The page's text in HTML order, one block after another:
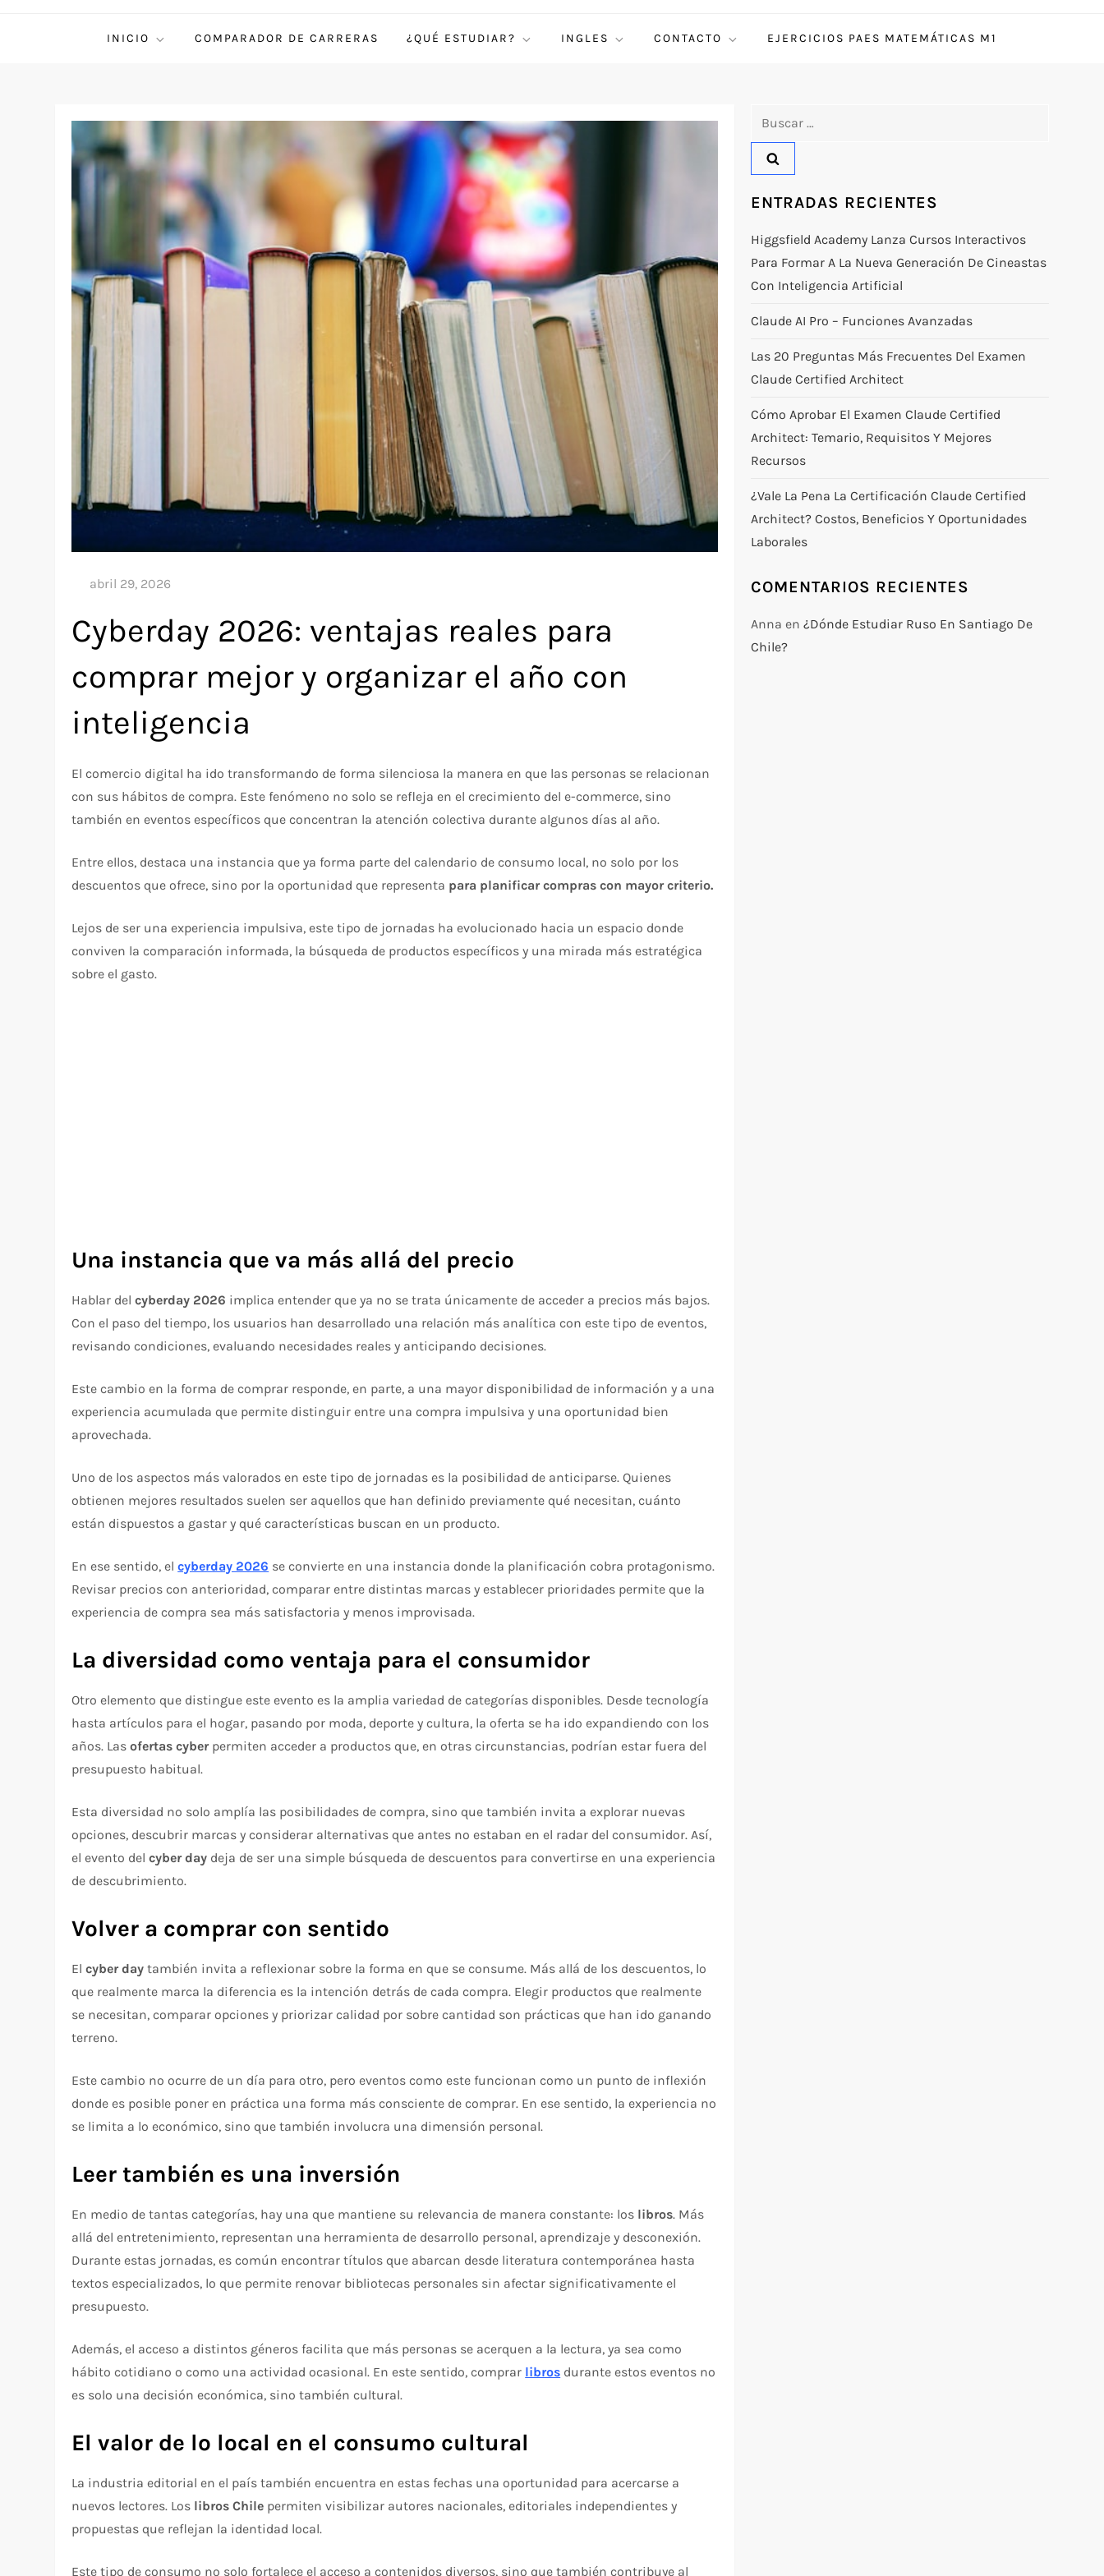
INICIO COMPARADOR DE CARRERAS ¿QUÉ ESTUDIAR? INGLES CONTACTO EJERCICIOS PAES MATEMÁTICAS M1
Cyberday 2026: ventajas reales para
comprar mejor y organizar el año con
inteligencia
El comercio digital ha ido transformando de forma silenciosa la manera en que las personas se relacionan
con sus hábitos de compra. Este fenómeno no solo se refleja en el crecimiento del e-commerce, sino
también en eventos específicos que concentran la atención colectiva durante algunos días al año.
Entre ellos, destaca una instancia que ya forma parte del calendario de consumo local, no solo por los
descuentos que ofrece, sino por la oportunidad que representa para planificar compras con mayor criterio.
Lejos de ser una experiencia impulsiva, este tipo de jornadas ha evolucionado hacia un espacio donde
conviven la comparación informada, la búsqueda de productos específicos y una mirada más estratégica
sobre el gasto.
Una instancia que va más allá del precio
Hablar delcyberday 2026 implica entender que ya no se trata únicamente de acceder a precios más bajos.
Con el paso del tiempo, los usuarios han desarrollado una relación más analítica con este tipo de eventos,
revisando condiciones, evaluando necesidades reales y anticipando decisiones.
Este cambio en la forma de comprar responde, en parte, a una mayor disponibilidad de información y a una
experiencia acumulada que permite distinguir entre una compra impulsiva y una oportunidad bien
aprovechada.
Uno de los aspectos más valorados en este tipo de jornadas es la posibilidad de anticiparse. Quienes
obtienen mejores resultados suelen ser aquellos que han definido previamente qué necesitan, cuánto
están dispuestos a gastar y qué características buscan en un producto.
En ese sentido, elcyberday 2026 se convierte en una instancia donde la planificación cobra protagonismo.
Revisar precios con anterioridad, comparar entre distintas marcas y establecer prioridades permite que la
experiencia de compra sea más satisfactoria y menos improvisada.
La diversidad como ventaja para el consumidor
Otro elemento que distingue este evento es la amplia variedad de categorías disponibles. Desde tecnología
hasta artículos para el hogar, pasando por moda, deporte y cultura, la oferta se ha ido expandiendo con los
años. Lasofertas cyberpermiten acceder a productos que, en otras circunstancias, podrían estar fuera del
presupuesto habitual.
Esta diversidad no solo amplía las posibilidades de compra, sino que también invita a explorar nuevas
opciones, descubrir marcas y considerar alternativas que antes no estaban en el radar del consumidor. Así,
el evento delcyber day deja de ser una simple búsqueda de descuentos para convertirse en una experiencia
de descubrimiento.
Volver a comprar con sentido
Elcyber daytambién invita a reflexionar sobre la forma en que se consume. Más allá de los descuentos, lo
que realmente marca la diferencia es la intención detrás de cada compra. Elegir productos que realmente
se necesitan, comparar opciones y priorizar calidad por sobre cantidad son prácticas que han ido ganando
terreno.
Este cambio no ocurre de un día para otro, pero eventos como este funcionan como un punto de inflexión
donde es posible poner en práctica una forma más consciente de comprar. En ese sentido, la experiencia no
se limita a lo económico, sino que también involucra una dimensión personal.
Leer también es una inversión
En medio de tantas categorías, hay una que mantiene su relevancia de manera constante: los libros. Más
allá del entretenimiento, representan una herramienta de desarrollo personal, aprendizaje y desconexión.
Durante estas jornadas, es común encontrar títulos que abarcan desde literatura contemporánea hasta
textos especializados, lo que permite renovar bibliotecas personales sin afectar significativamente el
presupuesto.
Además, el acceso a distintos géneros facilita que más personas se acerquen a la lectura, ya sea como
hábito cotidiano o como una actividad ocasional. En este sentido, comprar libros durante estos eventos no
es solo una decisión económica, sino también cultural.
El valor de lo local en el consumo cultural
La industria editorial en el país también encuentra en estas fechas una oportunidad para acercarse a
nuevos lectores. Los libros Chile permiten visibilizar autores nacionales, editoriales independientes y
propuestas que reflejan la identidad local.
Este tipo de consumo no solo fortalece el acceso a contenidos diversos, sino que también contribuye al
ENTRADAS RECIENTES
Higgsfield Academy Lanza Cursos Interactivos
Para Formar A La Nueva Generación De Cineastas
Con Inteligencia Artificial
Claude AI Pro – Funciones Avanzadas
Las 20 Preguntas Más Frecuentes Del Examen
Claude Certified Architect
Cómo Aprobar El Examen Claude Certified
Architect: Temario, Requisitos Y Mejores
Recursos
¿Vale La Pena La Certificación Claude Certified
Architect? Costos, Beneficios Y Oportunidades
Laborales
COMENTARIOS RECIENTES
Anna en ¿Dónde Estudiar Ruso En Santiago De
Chile?